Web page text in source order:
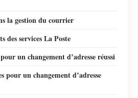
la gestion du courrier
des services La Poste
un changement d’adresse réussi
pour un changement d’adresse